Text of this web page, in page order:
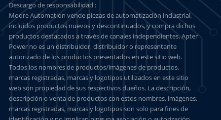
Descargo de responsabilidad :
Moore Automation vende piezas de automatización industrial,
incluidos productos nuevos y descontinuados, y compra dichos
productos destacados a través de canales independientes. Apter
Power no es un distribuidor, distribuidor o representante
autorizado de los productos presentados en este sitio web.
Todos los nombres de productos/imágenes de productos,
marcas registradas, marcas y logotipos utilizados en este sitio
web son propiedad de sus respectivos dueños. La descripción,
descripción o venta de productos con estos nombres, imágenes,
marcas registradas, marcas y logotipos son solo para fines de